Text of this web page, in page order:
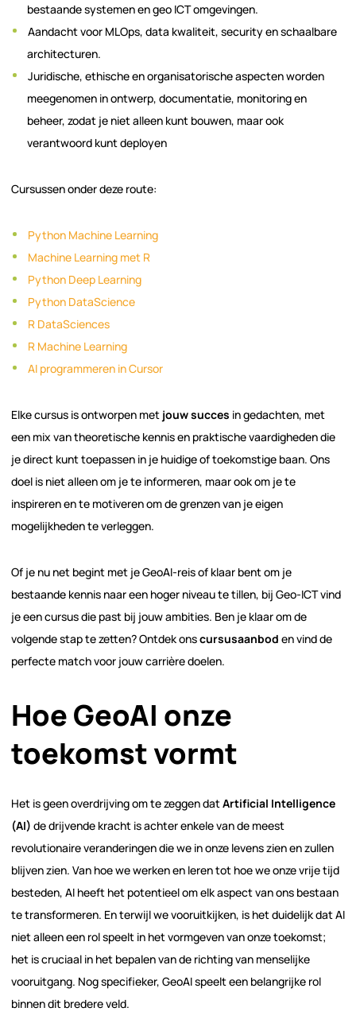
bestaande systemen en geo ICT omgevingen.
Aandacht voor MLOps, data kwaliteit, security en schaalbare
architecturen.
Juridische, ethische en organisatorische aspecten worden
meegenomen in ontwerp, documentatie, monitoring en
beheer, zodat je niet alleen kunt bouwen, maar ook
verantwoord kunt deployen
Cursussen onder deze route:
Python Machine Learning
Machine Learning met R
Python Deep Learning
Python DataScience
R DataSciences
R Machine Learning
AI programmeren in Cursor
Elke cursus is ontworpen met jouw succes in gedachten, met
een mix van theoretische kennis en praktische vaardigheden die
je direct kunt toepassen in je huidige of toekomstige baan. Ons
doel is niet alleen om je te informeren, maar ook om je te
inspireren en te motiveren om de grenzen van je eigen
mogelijkheden te verleggen.
Of je nu net begint met je GeoAI-reis of klaar bent om je
bestaande kennis naar een hoger niveau te tillen, bij Geo-ICT vind
je een cursus die past bij jouw ambities. Ben je klaar om de
volgende stap te zetten? Ontdek onscursusaanbod en vind de
perfecte match voor jouw carrière doelen.
Hoe GeoAI onze
toekomst vormt
Het is geen overdrijving om te zeggen datArtificial Intelligence
(AI) de drijvende kracht is achter enkele van de meest
revolutionaire veranderingen die we in onze levens zien en zullen
blijven zien. Van hoe we werken en leren tot hoe we onze vrije tijd
besteden, AI heeft het potentieel om elk aspect van ons bestaan
te transformeren. En terwijl we vooruitkijken, is het duidelijk dat AI
niet alleen een rol speelt in het vormgeven van onze toekomst;
het is cruciaal in het bepalen van de richting van menselijke
vooruitgang. Nog specifieker, GeoAI speelt een belangrijke rol
binnen dit bredere veld.